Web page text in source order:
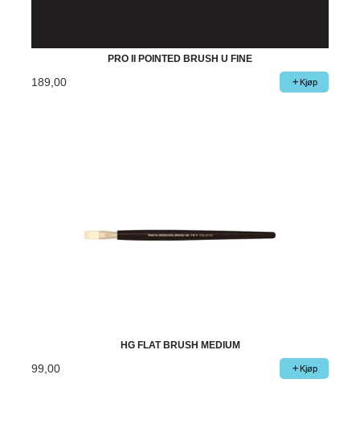
PRO II POINTED BRUSH U FINE
189,00 Kjøp
HG FLAT BRUSH MEDIUM
99,00 Kjøp